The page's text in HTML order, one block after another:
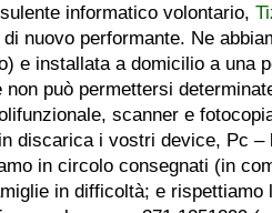
informatico volontario,
nuovo performante. Ne
e installata a domicilio a una
può permettersi
scanner e
discarica i vostri device, Pc
in circolo consegnati (in
in difficoltà; e rispettiamo